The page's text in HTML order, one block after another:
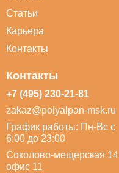
Статьи
Карьера
Контакты
Контакты
+7 (495) 230-21-81
zakaz@polyalpan-msk.ru
График работы: Пн-Вс с
6:00 до 23:00
Соколово-мещерская 14
офис 11